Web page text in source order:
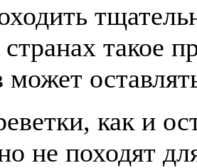
странах такое
может
как и
не походят